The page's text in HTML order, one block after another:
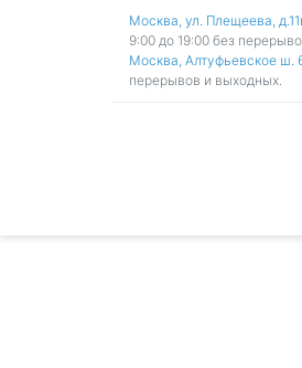
Москва, ул. Плещеева,
9:00 до 19:00 без
Москва, Алтуфьевское ш.
перерывов и выходных.